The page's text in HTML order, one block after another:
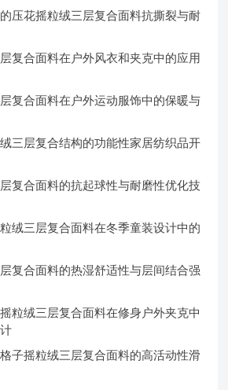
压花摇粒绒三层复合面料抗撕裂与耐
复合面料在户外风衣和夹克中的应用
复合面料在户外运动服饰中的保暖与
三层复合结构的功能性家居纺织品开
复合面料的抗起球性与耐磨性优化技
绒三层复合面料在冬季童装设计中的
复合面料的热湿舒适性与层间结合强
粒绒三层复合面料在修身户外夹克中
子摇粒绒三层复合面料的高活动性滑